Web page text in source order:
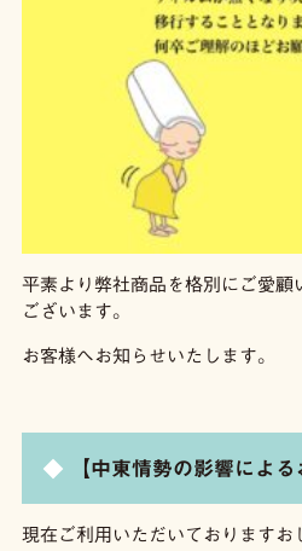
平素より弊社商品を格別にご愛顧
ございます。
お客様へお知らせいたします。
【中東情勢の影響による
現在ご利用いただいておりますお